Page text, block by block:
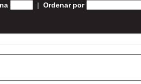
| Ordenar por